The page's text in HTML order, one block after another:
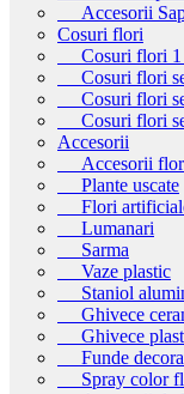
Accesorii
Cosuri flori
Cosuri flori 1
Cosuri flori
Cosuri flori
Cosuri flori
Accesorii
Accesorii
Plante uscate
Flori
Lumanari
Sarma
Vaze plastic
Staniol
Ghivece
Ghivece
Funde
Spray color